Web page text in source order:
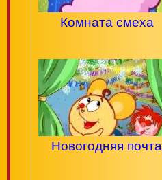
Комната смеха
Новогодняя почта